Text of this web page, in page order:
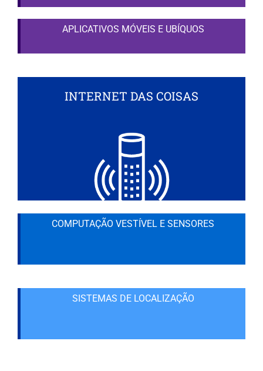
APLICATIVOS MÓVEIS E UBÍQUOS
INTERNET DAS COISAS
COMPUTAÇÃO VESTÍVEL E SENSORES
SISTEMAS DE LOCALIZAÇÃO